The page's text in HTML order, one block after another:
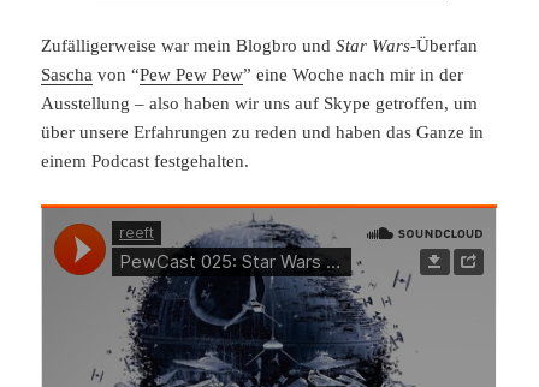
Zufälligerweise war mein Blogbro undStar Wars-Überfan
Sascha von “Pew Pew Pew” eine Woche nach mir in der
Ausstellung – also haben wir uns auf Skype getroffen, um
über unsere Erfahrungen zu reden und haben das Ganze in
einem Podcast festgehalten.